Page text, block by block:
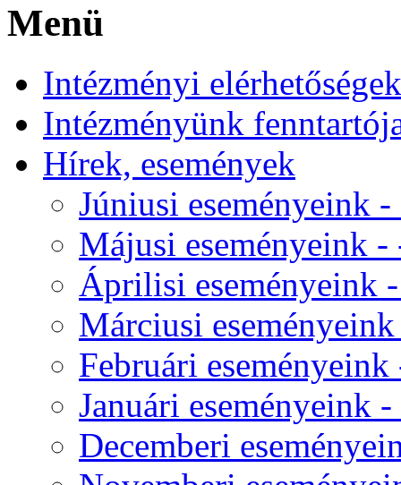
Menü
Intézményi elérhetőségek
Intézményünk
Hírek, események
Júniusi eseményeink
Májusi eseményeink
Áprilisi eseményeink
Márciusi
Februári
Januári eseményeink
Decemberi